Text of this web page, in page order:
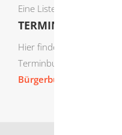
Eine Liste der Mitarbeiter
TERMIN ONLINE
Hier finden Sie die
Terminbuchung:
Bürgerbüro Termine